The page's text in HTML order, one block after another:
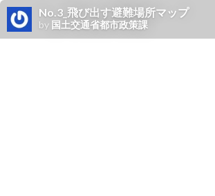
No.3_飛び出す避難場所マップ
by 国土交通省都市政策課